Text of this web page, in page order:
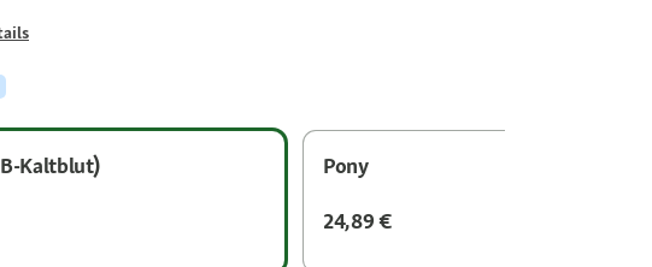
Kaltblut)
Pony
24,89 €